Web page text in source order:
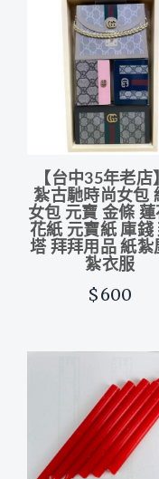
【台中35年老店
紮古馳時尚女包
女包 元寶 金條
花紙 元寶紙 庫錢
塔 拜拜用品 紙紮
紮衣服
$600